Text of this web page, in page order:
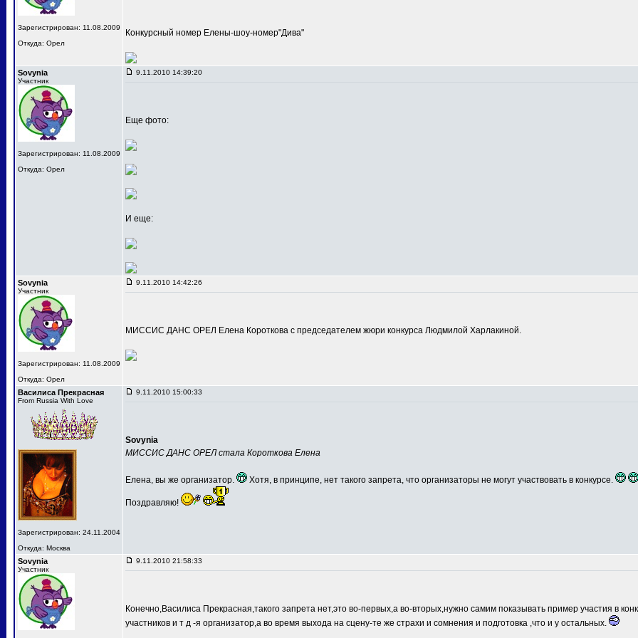
Зарегистрирован: 11.08.2009
Откуда: Орел
Конкурсный номер Елены-шоу-номер"Дива"
Sovynia
Участник
Зарегистрирован: 11.08.2009
Откуда: Орел
9.11.2010 14:39:20
Еще фото:
И еще:
Sovynia
Участник
Зарегистрирован: 11.08.2009
Откуда: Орел
9.11.2010 14:42:26
МИССИС ДАНС ОРЕЛ Елена Короткова с председателем жюри конкурса Людмилой Харлакиной.
Василиса Прекрасная
From Russia With Love
Зарегистрирован: 24.11.2004
Откуда: Москва
9.11.2010 15:00:33
Sovynia
МИССИС ДАНС ОРЕЛ стала Короткова Елена
Елена, вы же организатор. Хотя, в принципе, нет такого запрета, что организаторы не могут участвовать в конкурсе.
Поздравляю!
Sovynia
Участник
9.11.2010 21:58:33
Конечно,Василиса Прекрасная,такого запрета нет,это во-первых,а во-вторых,нужно самим показывать пример участия в
участников и т д -я организатор,а во время выхода на сцену-те же страхи и сомнения и подготовка ,что и у остальных.